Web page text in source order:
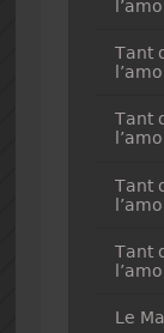
Tant
Tant
Tant
Tant
Le